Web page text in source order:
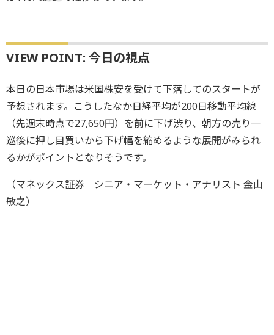
VIEW POINT: 今日の視点
本日の日本市場は米国株安を受けて下落してのスタートが
予想されます。こうしたなか日経平均が200日移動平均線
（先週末時点で27,650円）を前に下げ渋り、朝方の売り一
巡後に押し目買いから下げ幅を縮めるような展開がみられ
るかがポイントとなりそうです。
（マネックス証券 シニア・マーケット・アナリスト 金山
敏之）